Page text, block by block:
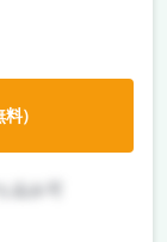
込み可
）